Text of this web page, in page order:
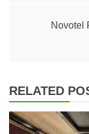
Novotel
RELATED